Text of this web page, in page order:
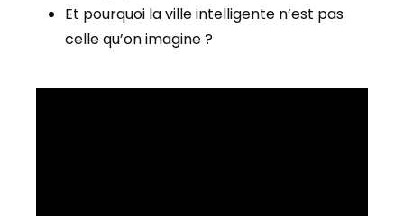
Et pourquoi la ville intelligente n’est pas
celle qu’on imagine ?